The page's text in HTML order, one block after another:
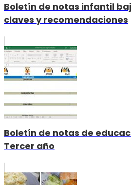
Boletín de notas infantil
claves y recomendaciones
Boletín de notas de
Tercer año